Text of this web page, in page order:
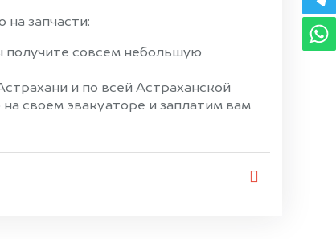
запчасти:
получите совсем небольшую
и по всей Астраханской
своём эвакуаторе и заплатим вам